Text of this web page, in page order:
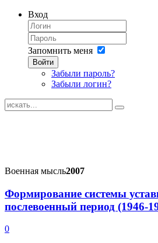
Вход
Запомнить меня
Войти
Забыли пароль?
Забыли логин?
Военная мысль2007
Формирование системы
послевоенный период (1946-
0